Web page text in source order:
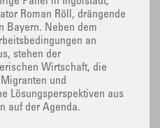
Roman Röll, drängende
Bayern. Neben dem
an
stehen der
Wirtschaft, die
und
Lösungsperspektiven aus
auf der Agenda.